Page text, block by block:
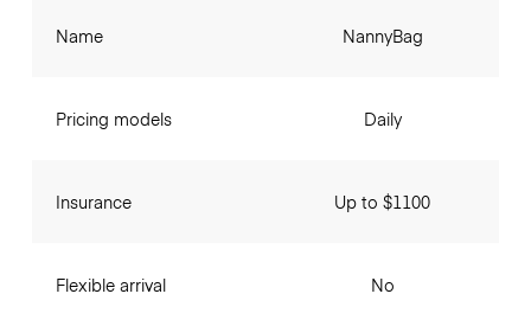
Name
Pricing models
Insurance
Flexible arrival
NannyBag
Daily
Up to $1100
No